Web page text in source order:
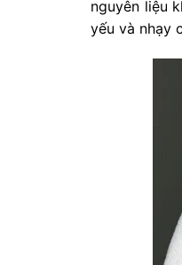
nguyên liệu
yếu và nhạy